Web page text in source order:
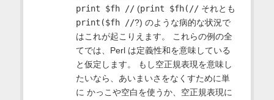
print $fh //(print $fh(//それとも
print($fh //?) のような病的な状況で
はこれが起こりえます。 これらの例の全
てでは、Perl は定義性和を意味している
と仮定します。 もし空正規表現を意味し
たいなら、あいまいさをなくすために単
に かっこや空白を使うか、空正規表現に